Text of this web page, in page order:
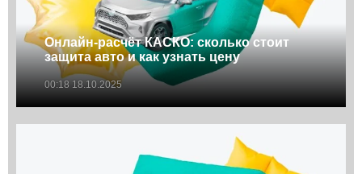
Онлайн-расчёт КАСКО: сколько стоит
защита авто и как узнать цену
00:18 18.10.2025